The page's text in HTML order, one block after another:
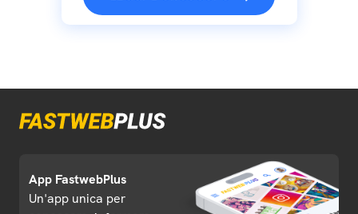
App FastwebPlus
Un'app unica per